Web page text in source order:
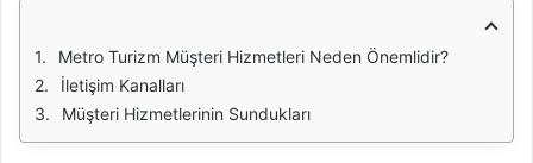
Metro Turizm Müşteri Hizmetleri Neden Önemlidir?
İletişim Kanalları
Müşteri Hizmetlerinin Sundukları